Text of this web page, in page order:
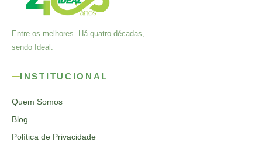
Entre os melhores. Há quatro décadas,
sendo Ideal.
INSTITUCIONAL
Quem Somos
Blog
Política de Privacidade